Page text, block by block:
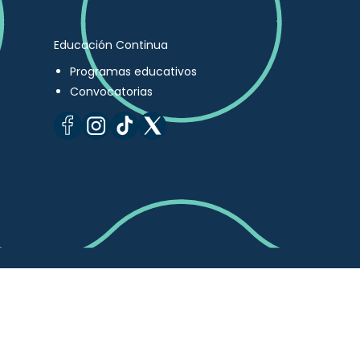
Educación Continua
Programas educativos
Convocatorias